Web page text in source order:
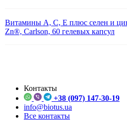
Витамины А, С, Е плюс селен и
Zn®, Carlson, 60 гелевых капсул
Контакты
+38 (097) 147-30-19
info@biotus.ua
Все контакты